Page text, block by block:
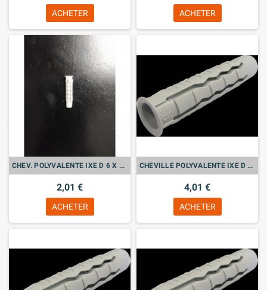
ACHETER ACHETER
CHEV. POLYVALENTE IXE D 6 X 30 Sachet de 25
2,01 €
ACHETER
CHEVILLE POLYVALENTE IXE D 14 X 70 Bte de 15
4,01 €
ACHETER